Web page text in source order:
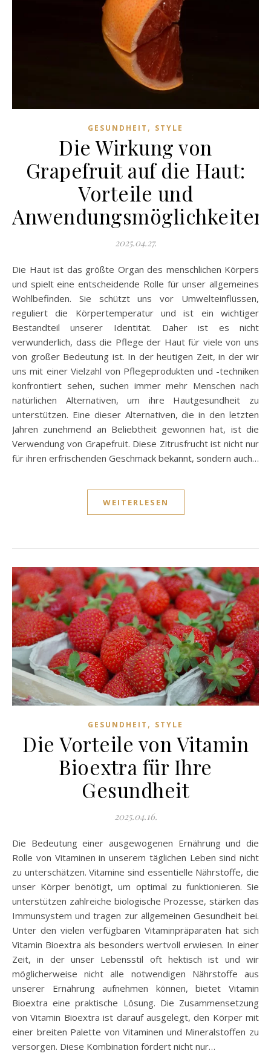
GESUNDHEIT , STYLE
Die Wirkung von
Grapefruit auf die Haut:
Vorteile und
Anwendungsmöglichkeiten
2025.04.27.
Die Haut ist das größte Organ des menschlichen Körpers
und spielt eine entscheidende Rolle für unser allgemeines
Wohlbefinden. Sie schützt uns vor Umwelteinflüssen,
reguliert die Körpertemperatur und ist ein wichtiger
Bestandteil unserer Identität. Daher ist es nicht
verwunderlich, dass die Pflege der Haut für viele von uns
von großer Bedeutung ist. In der heutigen Zeit, in der wir
uns mit einer Vielzahl von Pflegeprodukten und -techniken
konfrontiert sehen, suchen immer mehr Menschen nach
natürlichen Alternativen, um ihre Hautgesundheit zu
unterstützen. Eine dieser Alternativen, die in den letzten
Jahren zunehmend an Beliebtheit gewonnen hat, ist die
Verwendung von Grapefruit. Diese Zitrusfrucht ist nicht nur
für ihren erfrischenden Geschmack bekannt, sondern auch…
WEITERLESEN
GESUNDHEIT , STYLE
Die Vorteile von Vitamin
Bioextra für Ihre
Gesundheit
2025.04.16.
Die Bedeutung einer ausgewogenen Ernährung und die
Rolle von Vitaminen in unserem täglichen Leben sind nicht
zu unterschätzen. Vitamine sind essentielle Nährstoffe, die
unser Körper benötigt, um optimal zu funktionieren. Sie
unterstützen zahlreiche biologische Prozesse, stärken das
Immunsystem und tragen zur allgemeinen Gesundheit bei.
Unter den vielen verfügbaren Vitaminpräparaten hat sich
Vitamin Bioextra als besonders wertvoll erwiesen. In einer
Zeit, in der unser Lebensstil oft hektisch ist und wir
möglicherweise nicht alle notwendigen Nährstoffe aus
unserer Ernährung aufnehmen können, bietet Vitamin
Bioextra eine praktische Lösung. Die Zusammensetzung
von Vitamin Bioextra ist darauf ausgelegt, den Körper mit
einer breiten Palette von Vitaminen und Mineralstoffen zu
versorgen. Diese Kombination fördert nicht nur…